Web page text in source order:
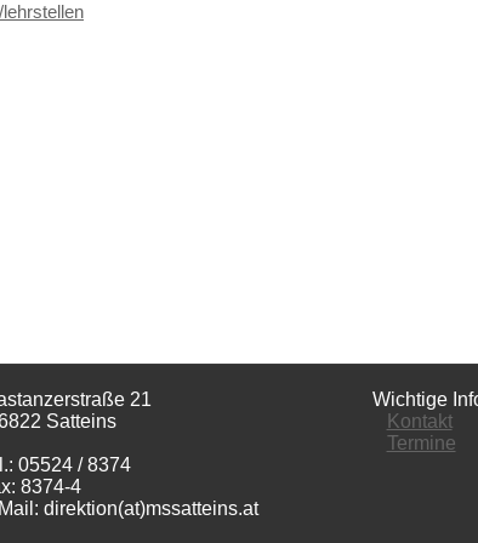
21
Satteins
05524 / 8374
8374-4
direktion(at)mssatteins.at
Wichtige
Kontakt
Termine